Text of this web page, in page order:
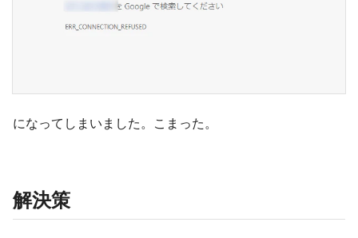
になってしまいました。こまった。
解決策